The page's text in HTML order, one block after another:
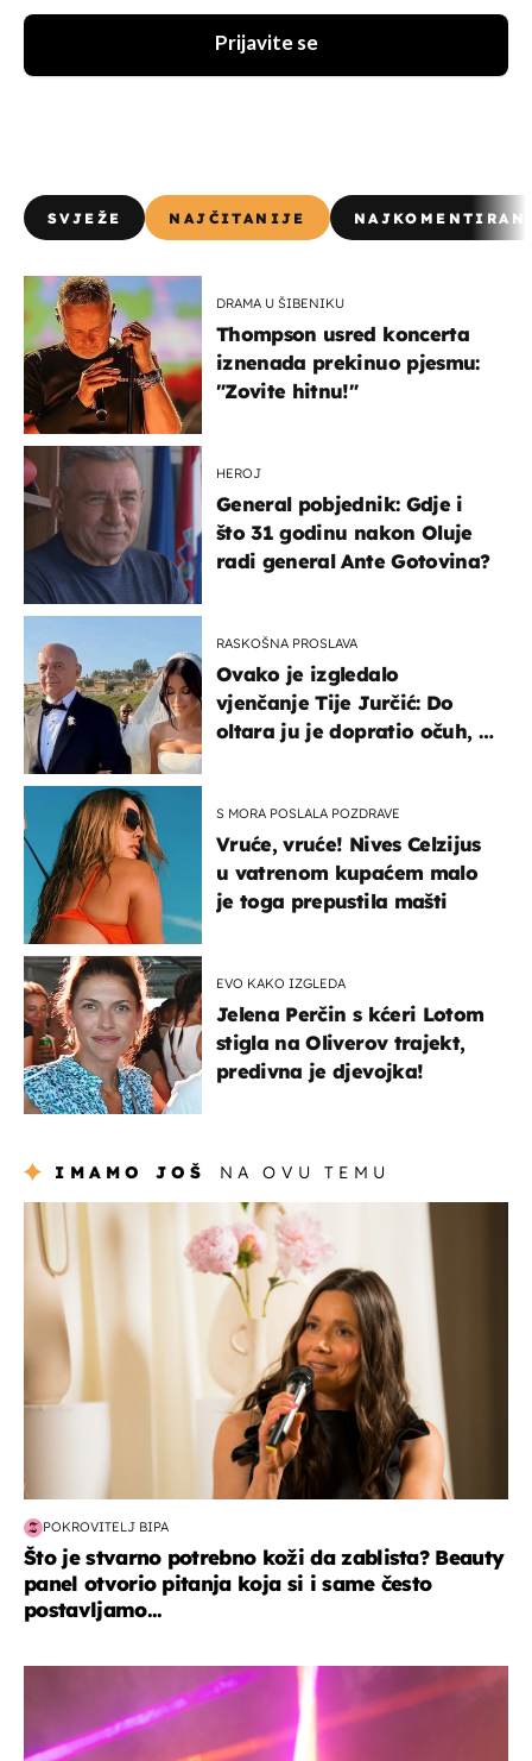
Prijavite se
SVJEŽE NAJČITANIJE
DRAMA U ŠIBENIKU
Thompson usred koncerta
iznenada prekinuo pjesmu:
"Zovite hitnu!"
HEROJ
General pobjednik: Gdje i
što 31 godinu nakon Oluje
radi general Ante Gotovina?
RASKOŠNA PROSLAVA
Ovako je izgledalo
vjenčanje Tije Jurčić: Do
oltara ju je dopratio očuh, a
S MORA POSLALA POZDRAVE
Vruće, vruće! Nives Celzijus
u vatrenom kupaćem malo
je toga prepustila mašti
EVO KAKO IZGLEDA
Jelena Perčin s kćeri Lotom
stigla na Oliverov trajekt,
predivna je djevojka!
IMAMO JOŠ NA OVU TEMU
moda & ljepota
POKROVITELJ BIPA
Što je stvarno potrebno koži da zablista? Beauty
panel otvorio pitanja koja si i same često
postavljamo...